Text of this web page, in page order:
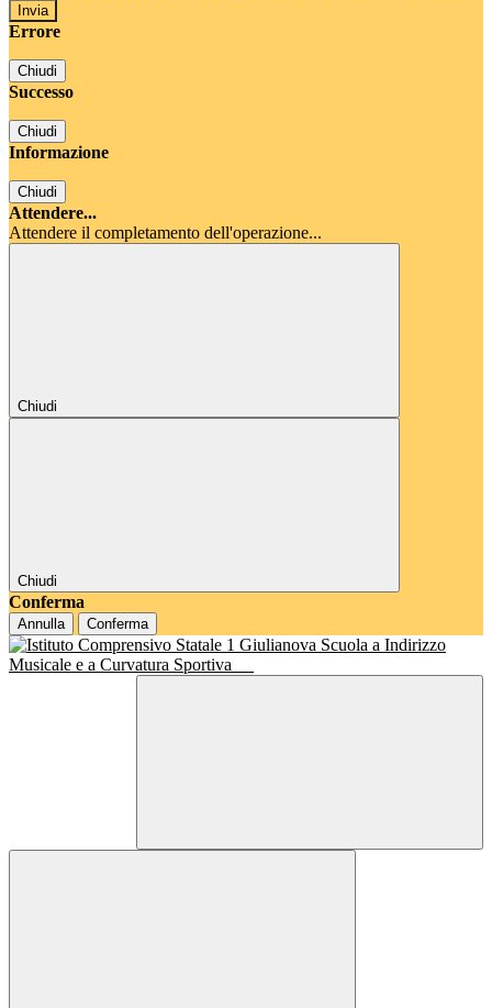
Errore
Chiudi
Successo
Chiudi
Informazione
Chiudi
Attendere...
Attendere il completamento dell'operazione...
Chiudi
Chiudi
Conferma
Annulla Conferma
Scuola a Indirizzo
Musicale e a Curvatura Sportiva